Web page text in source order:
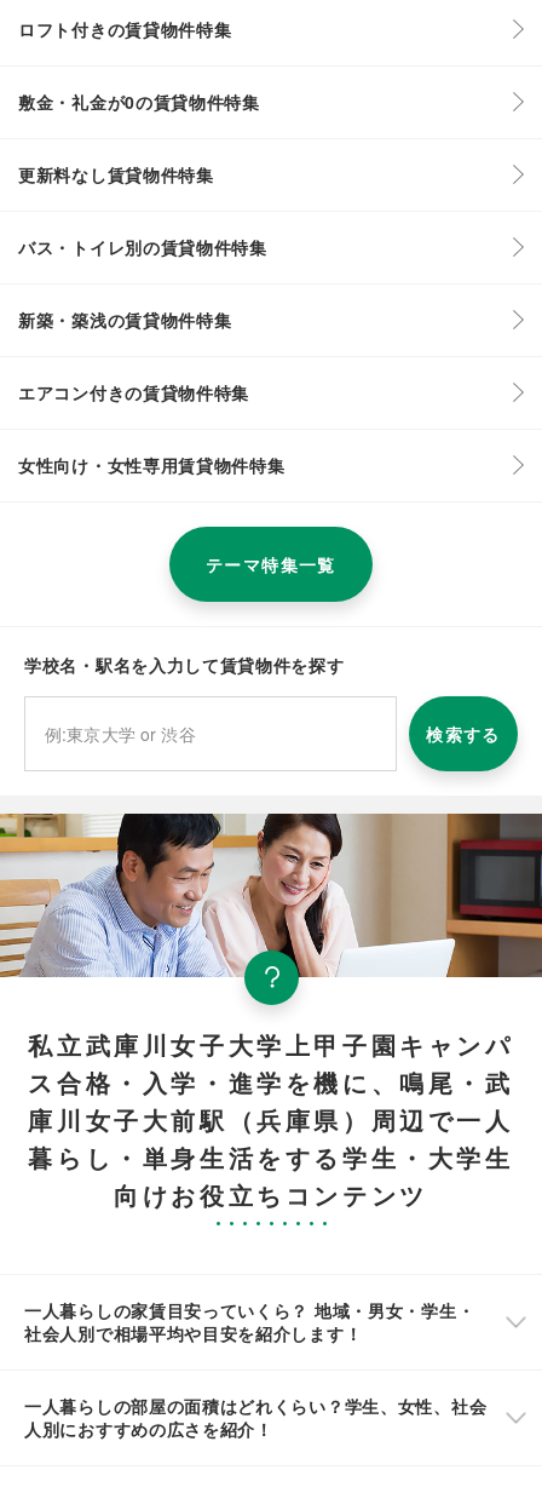
ロフト付きの賃貸物件特集
敷金・礼金が0の賃貸物件特集
更新料なし賃貸物件特集
バス・トイレ別の賃貸物件特集
新築・築浅の賃貸物件特集
エアコン付きの賃貸物件特集
女性向け・女性専用賃貸物件特集
テーマ特集一覧
学校名・駅名を入力して賃貸物件を探す
検索する
私立武庫川女子大学上甲子園キャンパ
ス合格・入学・進学を機に、鳴尾・武
庫川女子大前駅（兵庫県）周辺で一人
暮らし・単身生活をする学生・大学生
向けお役立ちコンテンツ
一人暮らしの家賃目安っていくら？ 地域・男女・学生・
社会人別で相場平均や目安を紹介します！
一人暮らしの部屋の面積はどれくらい？学生、女性、社会
人別におすすめの広さを紹介！